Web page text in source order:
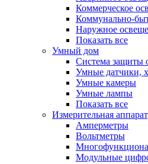
Коммерческое
Коммунально-
Наружное
Показать все
Умный дом
Система защиты
Умные датчики,
Умные камеры
Умные лампы
Показать все
Измерительная
Амперметры
Вольтметры
Модульные